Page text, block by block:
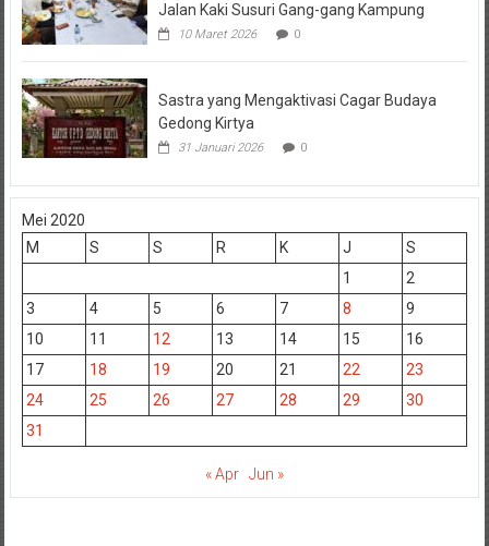
Jalan Kaki Susuri Gang-gang Kampung
10 Maret 2026 0
Sastra yang Mengaktivasi Cagar Budaya
Gedong Kirtya
31 Januari 2026 0
Mei 2020
M
S S R K J
S
1
2
3
4 5 6 7 8
9
10
11 12 13 14 15
16
17
18 19 20 21 22
23
24
25 26 27 28 29
30
31
« Apr Jun »